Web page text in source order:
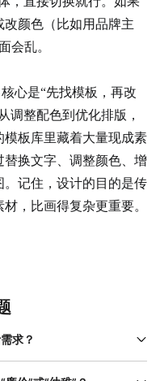
颜色（比如用品牌主
会乱。
心是“先找模板，再改
调整配色到优化排版，
板库里藏着大量现成素
换文字、调整颜色、增
记住，设计的目的是传
，比画得复杂更重要。
求？
的场景是线上传播，比如
这类设计需要快速吸引注